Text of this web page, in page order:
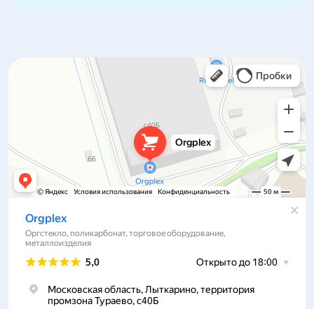
Orgplex
Оргстекло, поликарбонат в Лыткарине
Торговое оборудование в Лыткарине